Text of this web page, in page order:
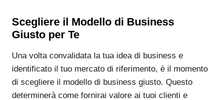
Scegliere il Modello di Business
Giusto per Te
Una volta convalidata la tua idea di business e
identificato il tuo mercato di riferimento, è il momento
di scegliere il modello di business giusto. Questo
determinerà come fornirai valore ai tuoi clienti e